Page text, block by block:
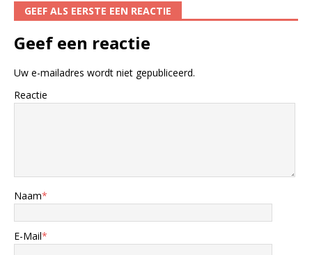
GEEF ALS EERSTE EEN REACTIE
Geef een reactie
Uw e-mailadres wordt niet gepubliceerd.
Reactie
Naam*
E-Mail*